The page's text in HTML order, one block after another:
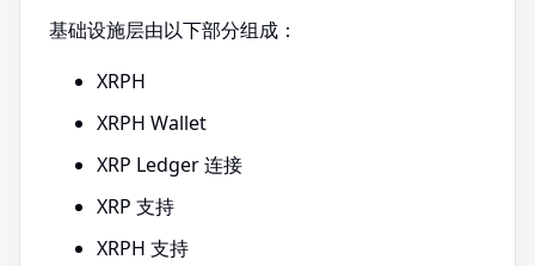
基础设施层由以下部分组成：
XRPH
XRPH Wallet
XRP Ledger 连接
XRP 支持
XRPH 支持